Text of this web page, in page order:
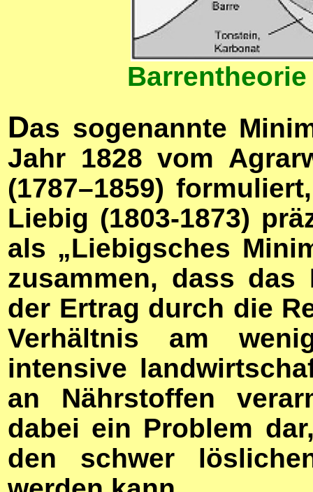
Das sogenannte
Jahr 1828 vom
(1787–1859)
Liebig (1803-1873)
als „Liebigsches
zusammen, dass das
der Ertrag durch die
Verhältnis am
intensive
an Nährstoffen
dabei ein Problem
den schwer